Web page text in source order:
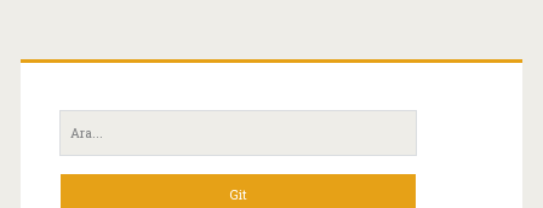
Birincil
Yan
Menü
Ara: